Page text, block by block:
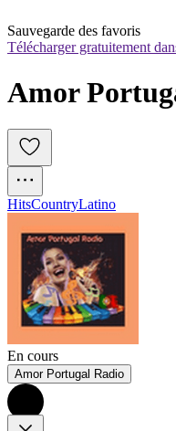
Sauvegarde des favoris
Télécharger gratuitement
Amor
HitsCountryLatino
En cours
Amor Portugal Radio